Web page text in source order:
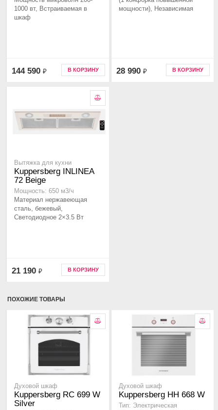
1000 вт, Встраиваемая в
шкаф
144 590 ₽ В КОРЗИНУ
мощности), Независимая
28 990 ₽ В КОРЗИНУ
Вытяжка для кухни
Kuppersberg INLINEA
72 Beige
Мощность: 650 м3/ч
Материал нержавеющая
сталь, бежевый,
Светодиодное 2×3.5 Вт
21 190 ₽ В КОРЗИНУ
ПОХОЖИЕ ТОВАРЫ
Духовой шкаф
Kuppersberg RC 699 W
Silver
Духовой шкаф
Kuppersberg HH 668 W
Тип: Электрическая